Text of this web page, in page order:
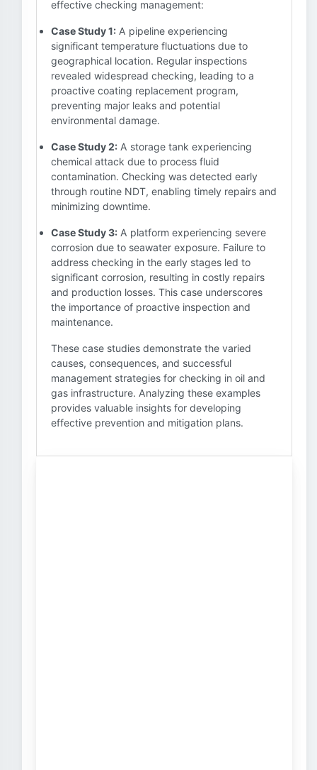
effective checking management:
Case Study 1: A pipeline experiencing
significant temperature fluctuations due to
geographical location. Regular inspections
revealed widespread checking, leading to a
proactive coating replacement program,
preventing major leaks and potential
environmental damage.
Case Study 2: A storage tank experiencing
chemical attack due to process fluid
contamination. Checking was detected early
through routine NDT, enabling timely repairs and
minimizing downtime.
Case Study 3: A platform experiencing severe
corrosion due to seawater exposure. Failure to
address checking in the early stages led to
significant corrosion, resulting in costly repairs
and production losses. This case underscores
the importance of proactive inspection and
maintenance.
These case studies demonstrate the varied
causes, consequences, and successful
management strategies for checking in oil and
gas infrastructure. Analyzing these examples
provides valuable insights for developing
effective prevention and mitigation plans.